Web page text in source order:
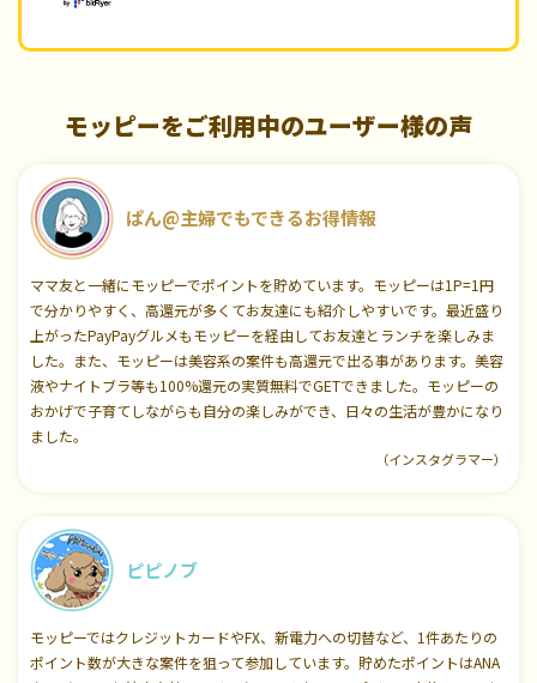
モッピーをご利用中のユーザー様の声
ぱん@主婦でもできるお得情報
ママ友と一緒にモッピーでポイントを貯めています。モッピーは1P=1円
で分かりやすく、高還元が多くてお友達にも紹介しやすいです。最近盛り
上がったPayPayグルメもモッピーを経由してお友達とランチを楽しみま
した。また、モッピーは美容系の案件も高還元で出る事があります。美容
液やナイトブラ等も100%還元の実質無料でGETできました。モッピーの
おかげで子育てしながらも自分の楽しみができ、日々の生活が豊かになり
ました。
（インスタグラマー）
ピピノブ
モッピーではクレジットカードやFX、新電力への切替など、1件あたりの
ポイント数が大きな案件を狙って参加しています。貯めたポイントはANA